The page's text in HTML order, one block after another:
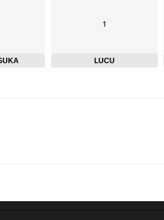
1
LUCU